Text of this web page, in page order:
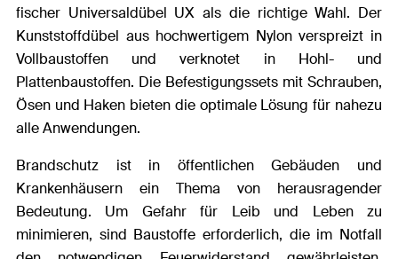
fischer Universaldübel UX als die richtige Wahl. Der
Kunststoffdübel aus hochwertigem Nylon verspreizt in
Vollbaustoffen und verknotet in Hohl- und
Plattenbaustoffen. Die Befestigungssets mit Schrauben,
Ösen und Haken bieten die optimale Lösung für nahezu
alle Anwendungen.
Brandschutz ist in öffentlichen Gebäuden und
Krankenhäusern ein Thema von herausragender
Bedeutung. Um Gefahr für Leib und Leben zu
minimieren, sind Baustoffe erforderlich, die im Notfall